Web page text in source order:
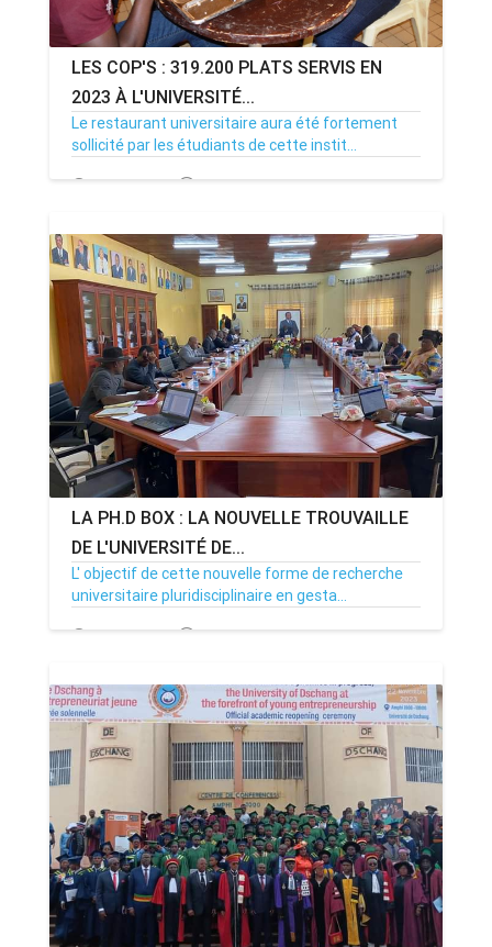
LES COP'S : 319.200 PLATS SERVIS EN
2023 À L'UNIVERSITÉ...
Le restaurant universitaire aura été fortement
sollicité par les étudiants de cette instit...
30/11/23 Par MenouActu 0
LA PH.D BOX : LA NOUVELLE TROUVAILLE
DE L'UNIVERSITÉ DE...
L' objectif de cette nouvelle forme de recherche
universitaire pluridisciplinaire en gesta...
23/11/23 Par MenouActu 0